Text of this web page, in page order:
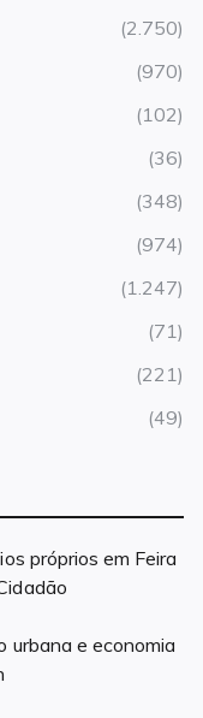
(2.750)
(970)
(102)
(36)
(348)
(974)
(1.247)
(71)
(221)
(49)
próprios em Feira
urbana e economia